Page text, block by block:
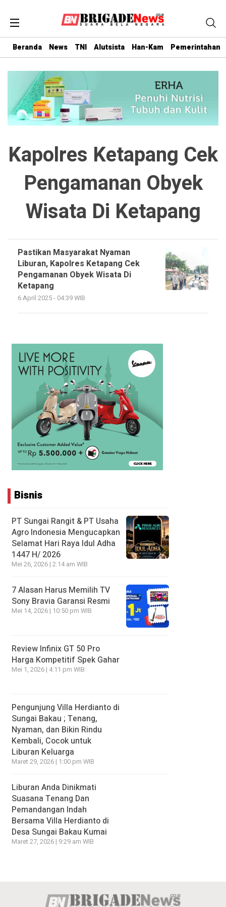
Beranda News TNI Alutsista Han-Kam Pemerintahan
Kapolres Ketapang Cek
Pengamanan Obyek
Wisata Di Ketapang
Pastikan Masyarakat Nyaman
Liburan, Kapolres Ketapang Cek
Pengamanan Obyek Wisata Di
Ketapang
6 April 2025 - 04:39 WIB
Bisnis
PT Sungai Rangit & PT Usaha
Agro Indonesia Mengucapkan
Selamat Hari Raya Idul Adha
1447 H/ 2026
Mei 26, 2026 | 2:14 am WIB
7 Alasan Harus Memilih TV
Sony Bravia Garansi Resmi
Mei 14, 2026 | 10:50 pm WIB
Review Infinix GT 50 Pro
Harga Kompetitif Spek Gahar
Mei 1, 2026 | 4:11 pm WIB
Pengunjung Villa Herdianto di
Sungai Bakau ; Tenang,
Nyaman, dan Bikin Rindu
Kembali, Cocok untuk
Liburan Keluarga
Maret 29, 2026 | 1:00 pm WIB
Liburan Anda Dinikmati
Suasana Tenang Dan
Pemandangan Indah
Bersama Villa Herdianto di
Desa Sungai Bakau Kumai
Maret 27, 2026 | 9:29 am WIB